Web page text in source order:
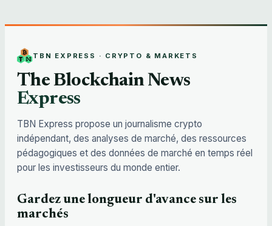
TBN EXPRESS · CRYPTO & MARKETS
The Blockchain News
Express
TBN Express propose un journalisme crypto
indépendant, des analyses de marché, des ressources
pédagogiques et des données de marché en temps réel
pour les investisseurs du monde entier.
Gardez une longueur d'avance sur les
marchés